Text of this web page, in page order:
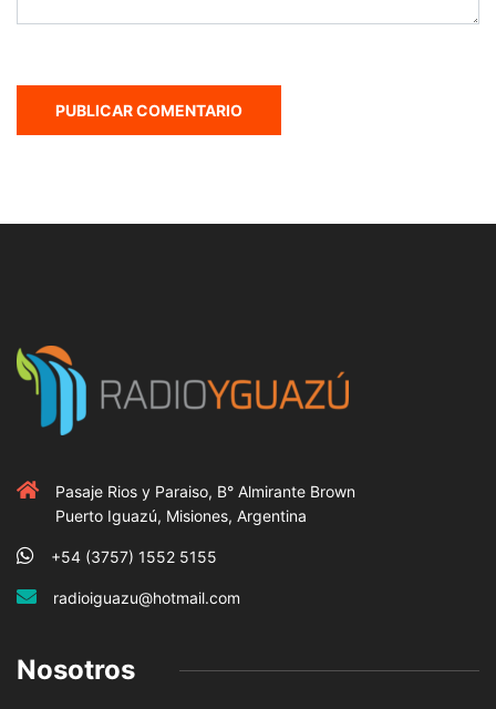
Pasaje Rios y Paraiso, B° Almirante Brown
Puerto Iguazú, Misiones, Argentina
+54 (3757) 1552 5155
radioiguazu@hotmail.com
Nosotros